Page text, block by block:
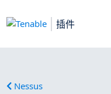
插件
Nessus